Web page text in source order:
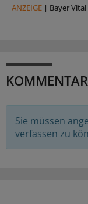
ANZEIGE | Bayer
Sie müssen
verfassen zu